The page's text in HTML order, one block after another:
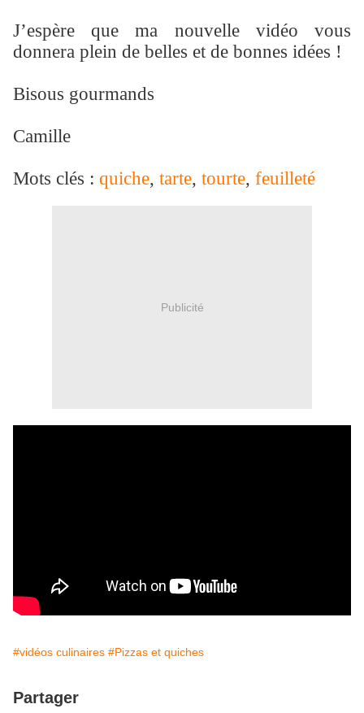
J’espère que ma nouvelle vidéo vous
donnera plein de belles et de bonnes idées !
Bisous gourmands
Camille
Mots clés : quiche, tarte, tourte, feuilleté
Publicité
#vidéos culinaires #Pizzas et quiches
Partager